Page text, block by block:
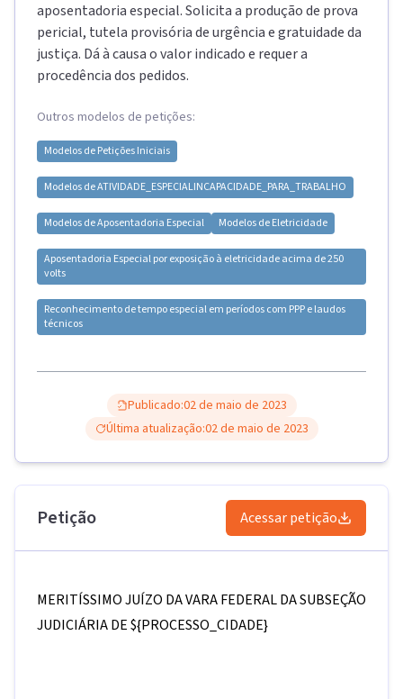
aposentadoria especial. Solicita a produção de prova
pericial, tutela provisória de urgência e gratuidade da
justiça. Dá à causa o valor indicado e requer a
procedência dos pedidos.
Outros modelos de petições:
Modelos dePetições Iniciais
Modelos deATIVIDADE_ESPECIALINCAPACIDADE_PARA_TRABALHO
Modelos deAposentadoria Especial Modelos deEletricidade
Aposentadoria Especial por exposição à eletricidade acima de 250
volts
Reconhecimento de tempo especial em períodos com PPP e laudos
técnicos
Publicado:02 de maio de 2023
Última atualização:02 de maio de 2023
Petição Acessar petição
MERITÍSSIMO JUÍZO DA VARA FEDERAL DA SUBSEÇÃO
JUDICIÁRIA DE${PROCESSO_CIDADE}